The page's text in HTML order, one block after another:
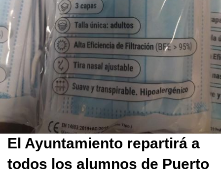
El Ayuntamiento repartirá a
todos los alumnos de Puerto